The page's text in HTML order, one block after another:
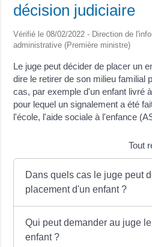
décision judiciaire
Vérifié le 08/02/2022 - Direction de
administrative (Première ministre)
Le juge peut décider de placer un
dire le retirer de son milieu familial
cas, par exemple d'un enfant livré
pour lequel un signalement a été
l'école, l'aide sociale à l'enfance
Tout
Dans quels cas le juge peut
placement d'un enfant ?
Qui peut demander au juge
enfant ?